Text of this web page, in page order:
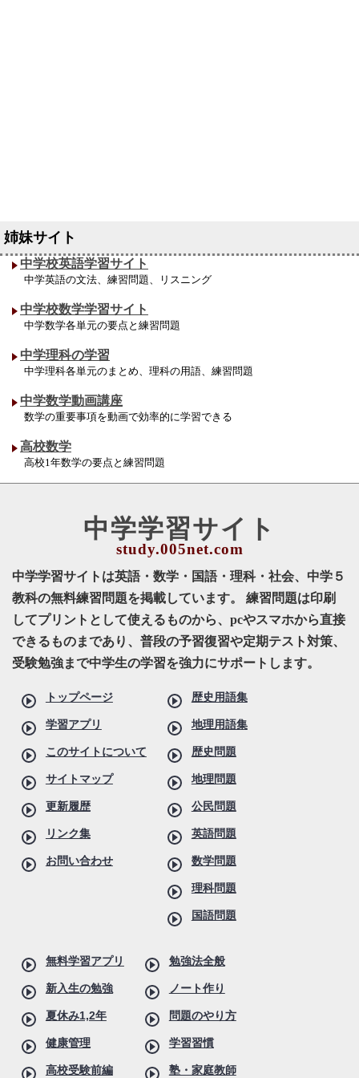
中学校英語学習サイト
中学英語の文法、練習問題、リスニング
中学校数学学習サイト
中学数学各単元の要点と練習問題
中学理科の学習
中学理科各単元のまとめ、理科の用語、練習問題
中学数学動画講座
数学の重要事項を動画で効率的に学習できる
高校数学
高校1年数学の要点と練習問題
中学学習サイト
中学学習サイトは英語・数学・国語・理科・社会、中学５
教科の無料練習問題を掲載しています。 練習問題は印刷
してプリントとして使えるものから、pcやスマホから直接
できるものまであり、普段の予習復習や定期テスト対策、
受験勉強まで中学生の学習を強力にサポートします。
トップページ
学習アプリ
このサイトについて
サイトマップ
更新履歴
リンク集
お問い合わせ
歴史用語集
地理用語集
歴史問題
地理問題
公民問題
英語問題
数学問題
理科問題
国語問題
無料学習アプリ
新入生の勉強
夏休み1,2年
健康管理
高校受験前編
勉強法全般
ノート作り
問題のやり方
学習習慣
塾・家庭教師